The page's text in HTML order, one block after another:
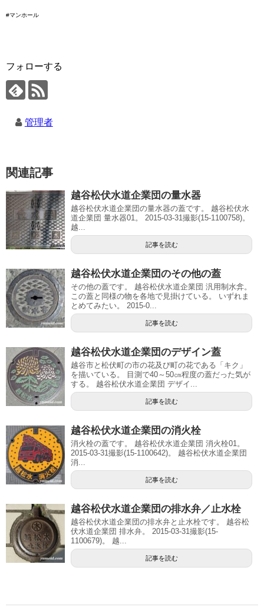
#マンホール
フォローする
管理者
関連記事
越谷松伏水道企業団の量水器
越谷松伏水道企業団の量水器の蓋です。 越谷松伏水
道企業団 量水器01。 2015-03-31撮影(15-1100758)。
越...
記事を読む
越谷松伏水道企業団のその他の蓋
その他の蓋です。 越谷松伏水道企業団 汎用制水弇。
この蓋と同様の物を各地で見掛けている。 いずれま
とめてみたい。 2015-0...
記事を読む
越谷松伏水道企業団のデザイン蓋
越谷市と松伏町の市の花及び町の花である「キク」
を描いている。 目測で40～50㎝程度の蓋だった気が
する。 越谷松伏水道企業団 デザイ...
記事を読む
越谷松伏水道企業団の消火栓
消火栓の蓋です。 越谷松伏水道企業団 消火栓01。
2015-03-31撮影(15-1100642)。 越谷松伏水道企業団
消...
記事を読む
越谷松伏水道企業団の排水弁／止水栓
越谷松伏水道企業団の排水弁と止水栓です。 越谷松
伏水道企業団 排水弁。 2015-03-31撮影(15-
1100679)。 越...
記事を読む